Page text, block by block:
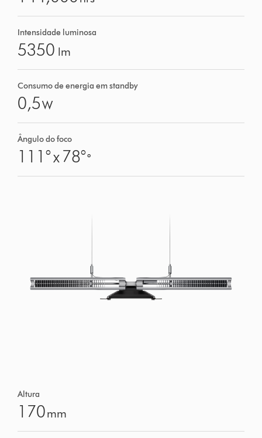
Intensidade luminosa
5350 lm
Consumo de energia em standby
0,5W
Ângulo do foco
111° x 78°°
Altura
170mm